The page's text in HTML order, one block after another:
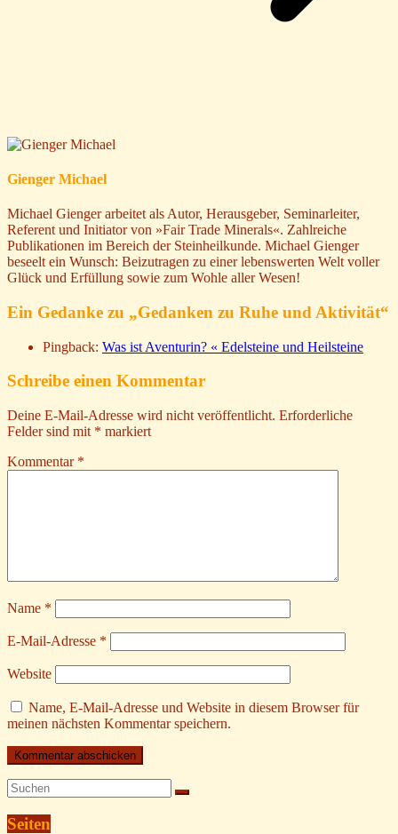
Gienger Michael
Michael Gienger arbeitet als Autor, Herausgeber, Seminarleiter,
Referent und Initiator von »Fair Trade Minerals«. Zahlreiche
Publikationen im Bereich der Steinheilkunde. Michael Gienger
beseelt ein Wunsch: Beizutragen zu einer lebenswerten Welt voller
Glück und Erfüllung sowie zum Wohle aller Wesen!
Ein Gedanke zu „Gedanken zu Ruhe und Aktivität“
Pingback: Was ist Aventurin? « Edelsteine und Heilsteine
Schreibe einen Kommentar
Deine E-Mail-Adresse wird nicht veröffentlicht. Erforderliche
Felder sind mit * markiert
Kommentar *
Name *
E-Mail-Adresse *
Website
Name, E-Mail-Adresse und Website in diesem Browser für
meinen nächsten Kommentar speichern.
Seiten